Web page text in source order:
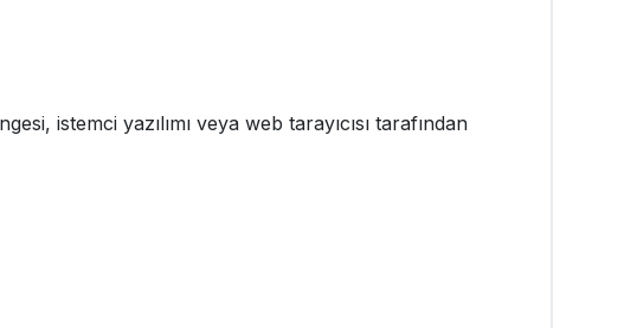
istemci yazılımı veya web tarayıcısı tarafından